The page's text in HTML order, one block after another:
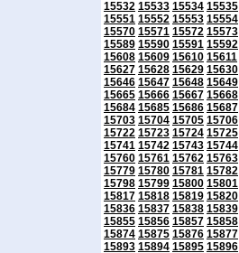
15532 15533 15534 15535
15551 15552 15553 15554
15570 15571 15572 15573
15589 15590 15591 15592
15608 15609 15610 15611
15627 15628 15629 15630
15646 15647 15648 15649
15665 15666 15667 15668
15684 15685 15686 15687
15703 15704 15705 15706
15722 15723 15724 15725
15741 15742 15743 15744
15760 15761 15762 15763
15779 15780 15781 15782
15798 15799 15800 15801
15817 15818 15819 15820
15836 15837 15838 15839
15855 15856 15857 15858
15874 15875 15876 15877
15893 15894 15895 15896